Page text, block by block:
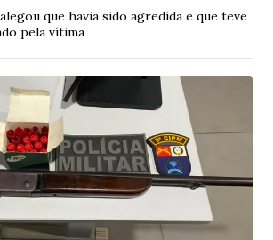
que havia sido agredida e que teve
pela vítima